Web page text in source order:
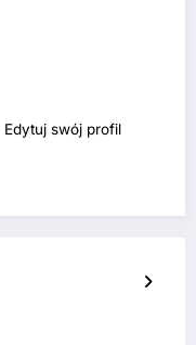
Edytuj swój profil